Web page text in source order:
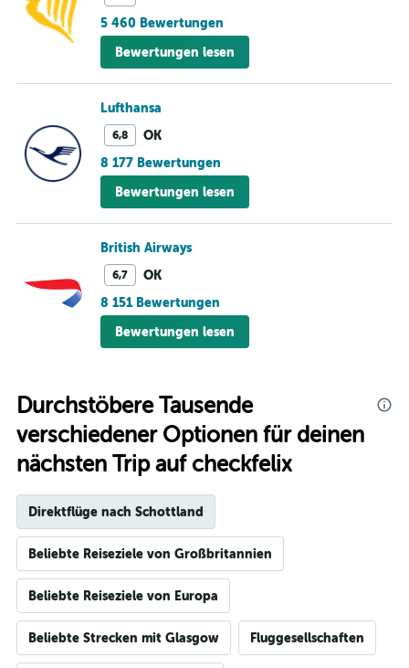
5 460 Bewertungen
Bewertungen lesen
Lufthansa
6,8
OK
8 177 Bewertungen
Bewertungen lesen
British Airways
6,7
OK
8 151 Bewertungen
Bewertungen lesen
Durchstöbere Tausende
verschiedener Optionen für deinen
nächsten Trip auf checkfelix
Direktflüge nach Schottland
Beliebte Reiseziele von Großbritannien
Beliebte Reiseziele von Europa
Beliebte Strecken mit Glasgow Fluggesellschaften